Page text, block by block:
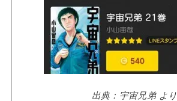
出典：宇宙兄弟 より